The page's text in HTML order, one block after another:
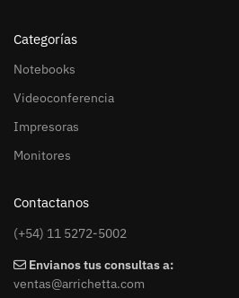
Categorías
Notebooks
Videoconferencia
Impresoras
Monitores
Contactanos
(+54) 11 5272-5002
Envianos tus consultas a:
ventas@arrichetta.com